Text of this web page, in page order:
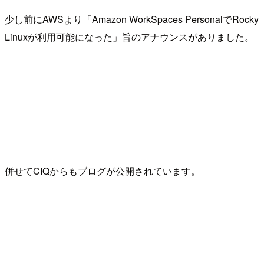
少し前にAWSより「Amazon WorkSpaces PersonalでRocky
Linuxが利用可能になった」旨のアナウンスがありました。
併せてCIQからもブログが公開されています。